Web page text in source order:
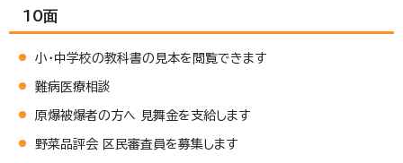
10面
小・中学校の教科書の見本を閲覧できます
難病医療相談
原爆被爆者の方へ 見舞金を支給します
野菜品評会 区民審査員を募集します